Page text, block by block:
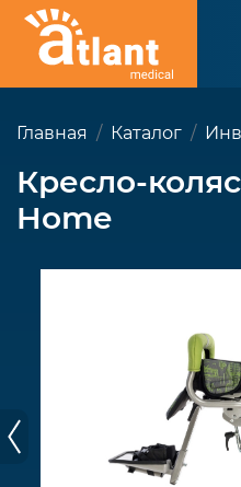
Главная Каталог
Кресло-
Home